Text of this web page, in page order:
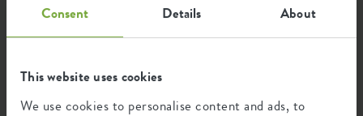
Consent Details About
This website uses cookies
We use cookies to personalise content and ads, to